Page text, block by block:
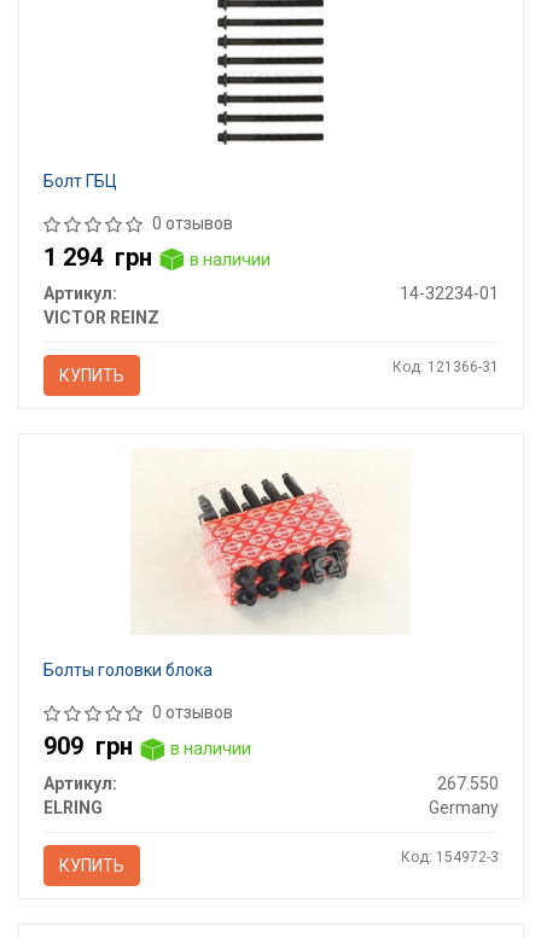
Болт ГБЦ
0 отзывов
1 294 грн
в наличии
Артикул:
14-32234-01
VICTOR REINZ
КУПИТЬ Код: 121366-31
Болты головки блока
0 отзывов
909 грн
в наличии
Артикул:
267.550
ELRING
Germany
КУПИТЬ Код: 154972-3